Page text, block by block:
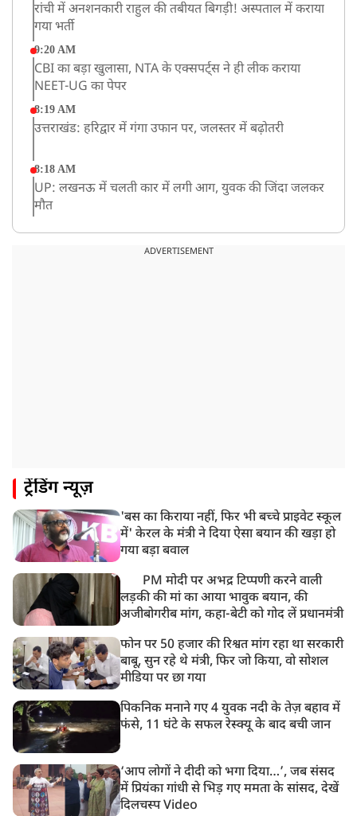
रांची में अनशनकारी राहुल की तबीयत बिगड़ी! अस्पताल में कराया
गया भर्ती
9:20 AM
CBI का बड़ा खुलासा, NTA के एक्सपर्ट्स ने ही लीक कराया
NEET-UG का पेपर
8:19 AM
उत्तराखंड: हरिद्वार में गंगा उफान पर, जलस्तर में बढ़ोतरी
8:18 AM
UP: लखनऊ में चलती कार में लगी आग, युवक की जिंदा जलकर
मौत
ADVERTISEMENT
ट्रेंडिंग न्यूज़
'बस का किराया नहीं, फिर भी बच्चे प्राइवेट स्कूल
में' केरल के मंत्री ने दिया ऐसा बयान की खड़ा हो
गया बड़ा बवाल
PM मोदी पर अभद्र टिप्पणी करने वाली
लड़की की मां का आया भावुक बयान, की
अजीबोगरीब मांग, कहा-बेटी को गोद लें प्रधानमंत्री
फोन पर 50 हजार की रिश्वत मांग रहा था सरकारी
बाबू, सुन रहे थे मंत्री, फिर जो किया, वो सोशल
मीडिया पर छा गया
पिकनिक मनाने गए 4 युवक नदी के तेज़ बहाव में
फंसे, 11 घंटे के सफल रेस्क्यू के बाद बची जान
‘आप लोगों ने दीदी को भगा दिया…’, जब संसद
में प्रियंका गांधी से भिड़ गए ममता के सांसद, देखें
दिलचस्प Video